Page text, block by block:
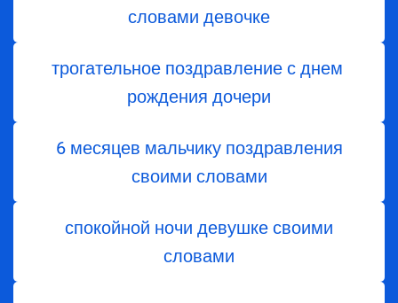
словами девочке
трогательное поздравление с днем ​​
рождения дочери
6 месяцев мальчику поздравления
своими словами
спокойной ночи девушке своими
словами